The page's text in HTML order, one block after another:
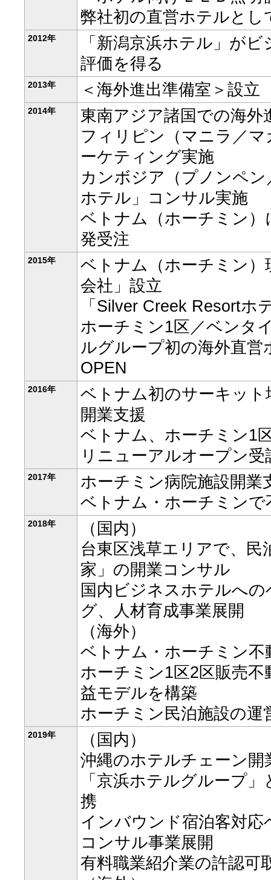
弊社初の直営ホテルとし
2012年
「新潟京浜ホテル」が
評価を得る
2013年 ＜海外進出準備室＞設立
2014年
東南アジア諸国での海
フィリピン（マニラ／
ーケティング実施
カンボジア（プノンペ
ホテル」コンサル実施
ベトナム（ホーチミン
発受注
2015年
ベトナム（ホーチミン
会社」設立
「Silver Creek Resortホ
ホーチミン1区／ベンタ
ルグループ初の海外直営
OPEN
2016年
ベトナム初のサーキッ
開業支援
ベトナム、ホーチミン1
リニューアルオープン受
2017年
ホーチミン病院施設開業
ベトナム・ホーチミン
2018年
（国内）
台東区浅草エリアで、
家」の開業コンサル
国内ビジネスホテルへ
グ、人材育成事業展開
（海外）
ベトナム・ホーチミン不
ホーチミン1区2区販売
益モデルを構築
ホーチミン民泊施設の運
2019年
（国内）
沖縄のホテルチェーン開
「京浜ホテルグループ
携
インバウンド宿泊客対
コンサル事業展開
有料職業紹介業の許認可